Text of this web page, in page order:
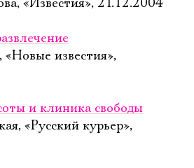
«Известия», 21.12.2004
известия»,
и клиника свободы
«Русский курьер»,